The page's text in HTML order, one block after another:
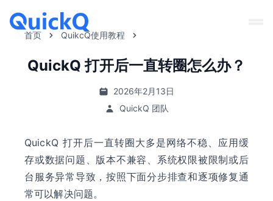
首页 QuikcQ使用教程
QuickQ 打开后一直转圈怎么办？
2026年2月13日
QuickQ 团队
QuickQ 打开后一直转圈大多是网络不稳、应用缓
存或数据问题、版本不兼容、系统权限被限制或后
台服务异常导致，按照下面分步排查和逐项修复通
常可以解决问题。